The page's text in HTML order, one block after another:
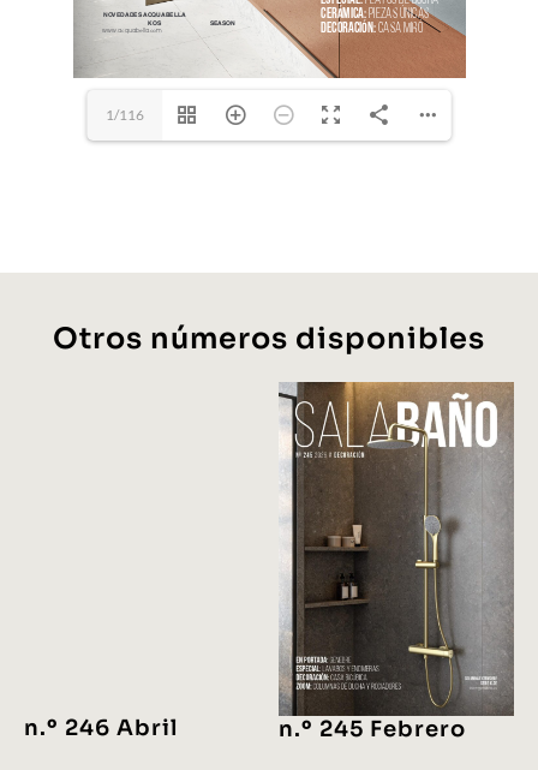
1/116
Otros números disponibles
n.º 246 Abril n.º 245 Febrero